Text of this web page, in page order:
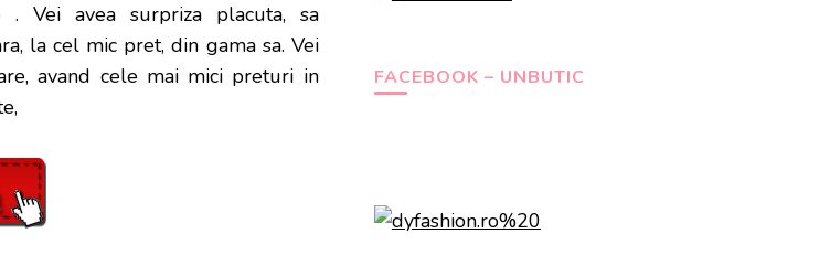
. Vei avea surpriza placuta, sa
la cel mic pret, din gama sa. Vei
avand cele mai mici preturi in
FACEBOOK – UNBUTIC